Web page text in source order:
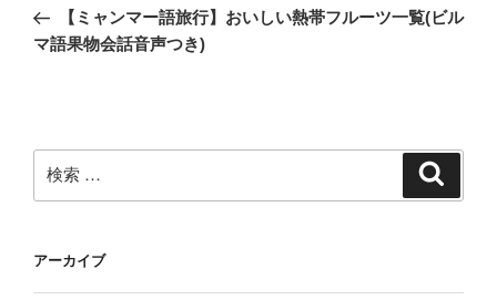
ナ
シ
ョ
去
の
【ミャンマー語旅行】おいしい熱帯フルーツ一覧(ビル
マ語果物会話音声つき)
索:
アーカイブ